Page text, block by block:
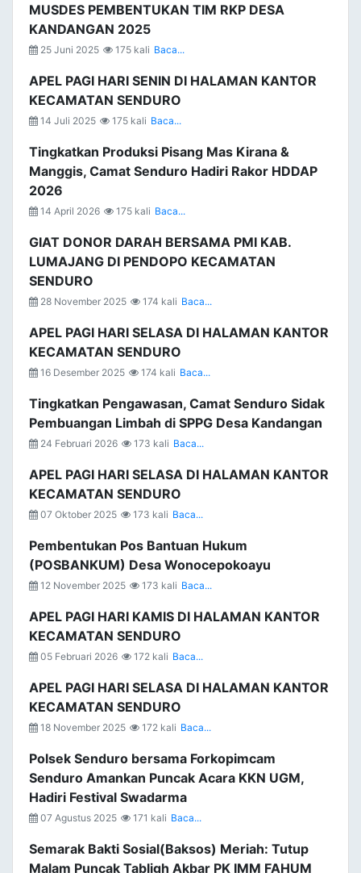
MUSDES PEMBENTUKAN TIM RKP DESA
KANDANGAN 2025
25 Juni 2025 175 kali Baca...
APEL PAGI HARI SENIN DI HALAMAN KANTOR
KECAMATAN SENDURO
14 Juli 2025 175 kali Baca...
Tingkatkan Produksi Pisang Mas Kirana &
Manggis, Camat Senduro Hadiri Rakor HDDAP
2026
14 April 2026 175 kali Baca...
GIAT DONOR DARAH BERSAMA PMI KAB.
LUMAJANG DI PENDOPO KECAMATAN
SENDURO
28 November 2025 174 kali Baca...
APEL PAGI HARI SELASA DI HALAMAN KANTOR
KECAMATAN SENDURO
16 Desember 2025 174 kali Baca...
Tingkatkan Pengawasan, Camat Senduro Sidak
Pembuangan Limbah di SPPG Desa Kandangan
24 Februari 2026 173 kali Baca...
APEL PAGI HARI SELASA DI HALAMAN KANTOR
KECAMATAN SENDURO
07 Oktober 2025 173 kali Baca...
Pembentukan Pos Bantuan Hukum
(POSBANKUM) Desa Wonocepokoayu
12 November 2025 173 kali Baca...
APEL PAGI HARI KAMIS DI HALAMAN KANTOR
KECAMATAN SENDURO
05 Februari 2026 172 kali Baca...
APEL PAGI HARI SELASA DI HALAMAN KANTOR
KECAMATAN SENDURO
18 November 2025 172 kali Baca...
Polsek Senduro bersama Forkopimcam
Senduro Amankan Puncak Acara KKN UGM,
Hadiri Festival Swadarma
07 Agustus 2025 171 kali Baca...
Semarak Bakti Sosial(Baksos) Meriah: Tutup
Malam Puncak Tabligh Akbar PK IMM FAHUM